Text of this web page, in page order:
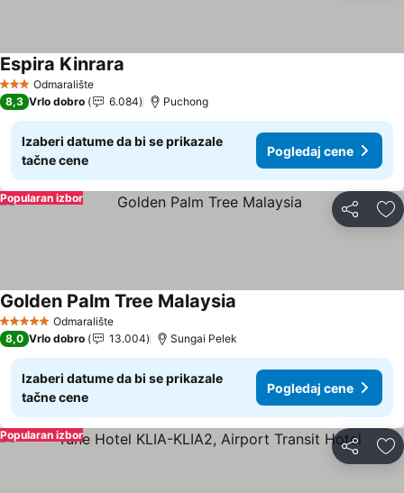
3 ZvezdiceOdmaralište
Espira Kinrara
8,3 Vrlo dobro 6.084 Puchong
Izaberi datume da bi se prikazale
tačne cene
Pogledaj cene
Deli
Popularan izbor
5 ZvezdiceOdmaralište
Golden Palm Tree Malaysia
8,0 Vrlo dobro 13.004 Sungai Pelek
Izaberi datume da bi se prikazale
tačne cene
Pogledaj cene
Deli
Popularan izbor